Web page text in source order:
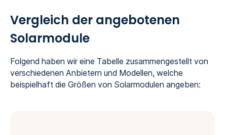
Vergleich der angebotenen
Solarmodule
Folgend haben wir eine Tabelle zusammengestellt von
verschiedenen Anbietern und Modellen, welche
beispielhaft die Größen von Solarmodulen angeben: